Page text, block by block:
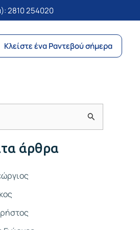
2810 254020
Κλείστε ένα Ραντεβού σήμερα
άρθρα